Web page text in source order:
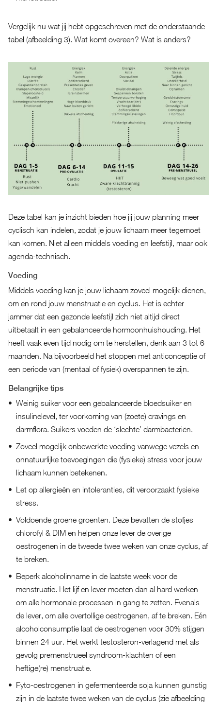
Vergelijk nu wat jij hebt opgeschreven met de onderstaande
tabel (afbeelding 3). Wat komt overeen? Wat is anders?
Deze tabel kan je inzicht bieden hoe jij jouw planning meer
cyclisch kan indelen, zodat je jouw lichaam meer tegemoet
kan komen. Niet alleen middels voeding en leefstijl, maar ook
agenda-technisch.
Voeding
Middels voeding kan je jouw lichaam zoveel mogelijk dienen,
om en rond jouw menstruatie en cyclus. Het is echter
jammer dat een gezonde leefstijl zich niet altijd direct
uitbetaalt in een gebalanceerde hormoonhuishouding. Het
heeft vaak even tijd nodig om te herstellen, denk aan 3 tot 6
maanden. Na bijvoorbeeld het stoppen met anticonceptie of
een periode van (mentaal of fysiek) overspannen te zijn.
Belangrijke tips
Weinig suiker voor een gebalanceerde bloedsuiker en
insulinelevel, ter voorkoming van (zoete) cravings en
darmflora. Suikers voeden de ‘slechte’ darmbacteriën.
Zoveel mogelijk onbewerkte voeding vanwege vezels en
onnatuurlijke toevoegingen die (fysieke) stress voor jouw
lichaam kunnen betekenen.
Let op allergieën en intoleranties, dit veroorzaakt fysieke
stress.
Voldoende groene groenten. Deze bevatten de stofjes
chlorofyl & DIM en helpen onze lever de overige
oestrogenen in de tweede twee weken van onze cyclus, af
te breken.
Beperk alcoholinname in de laatste week voor de
menstruatie. Het lijf en lever moeten dan al hard werken
om alle hormonale processen in gang te zetten. Evenals
de lever, om alle overtollige oestrogenen, af te breken. Eén
alcoholconsumptie laat de oestrogenen voor 30% stijgen
binnen 24 uur. Het werkt testosteron-verlagend met als
gevolg premenstrueel syndroom-klachten of een
heftige(re) menstruatie.
Fyto-oestrogenen in gefermenteerde soja kunnen gunstig
zijn in de laatste twee weken van de cyclus (zie afbeelding